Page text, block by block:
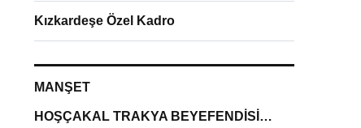
Kızkardeşe Özel Kadro
MANŞET
HOŞÇAKAL TRAKYA BEYEFENDİSİ…